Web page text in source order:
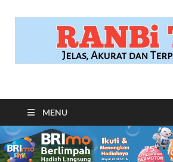
RANBITV.COM
MENU